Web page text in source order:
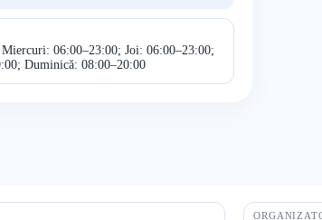
06:00–23:00; Joi: 06:00–23:00;
Duminică: 08:00–20:00